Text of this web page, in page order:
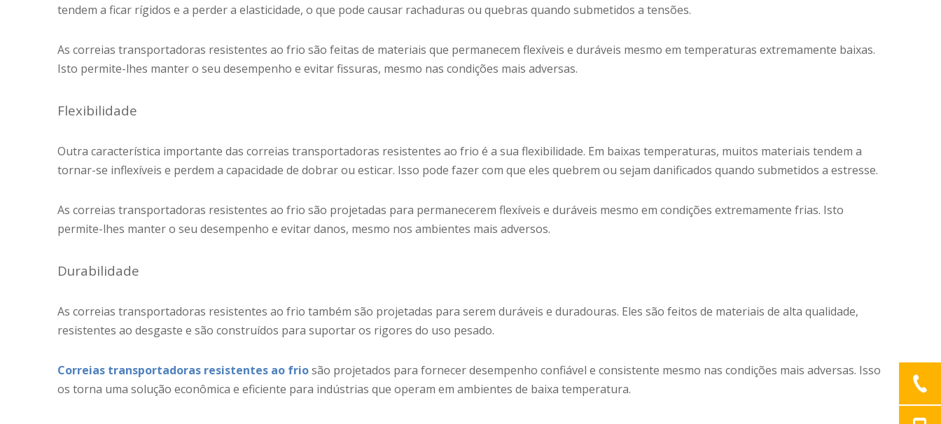
tendem a ficar rígidos e a perder a elasticidade, o que pode causar rachaduras ou quebras quando submetidos a tensões.
As correias transportadoras resistentes ao frio são feitas de materiais que permanecem flexíveis e duráveis ​​mesmo em temperaturas extremamente baixas.
Isto permite-lhes manter o seu desempenho e evitar fissuras, mesmo nas condições mais adversas.
Flexibilidade
Outra característica importante das correias transportadoras resistentes ao frio é a sua flexibilidade. Em baixas temperaturas, muitos materiais tendem a
tornar-se inflexíveis e perdem a capacidade de dobrar ou esticar. Isso pode fazer com que eles quebrem ou sejam danificados quando submetidos a estresse.
As correias transportadoras resistentes ao frio são projetadas para permanecerem flexíveis e duráveis ​​mesmo em condições extremamente frias. Isto
permite-lhes manter o seu desempenho e evitar danos, mesmo nos ambientes mais adversos.
Durabilidade
As correias transportadoras resistentes ao frio também são projetadas para serem duráveis ​​e duradouras. Eles são feitos de materiais de alta qualidade,
resistentes ao desgaste e são construídos para suportar os rigores do uso pesado.
Correias transportadoras resistentes ao friosão projetados para fornecer desempenho confiável e consistente mesmo nas condições mais adversas. Isso
os torna uma solução econômica e eficiente para indústrias que operam em ambientes de baixa temperatura.